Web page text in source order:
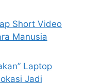
Short Video
Manusia
Laptop
Jadi